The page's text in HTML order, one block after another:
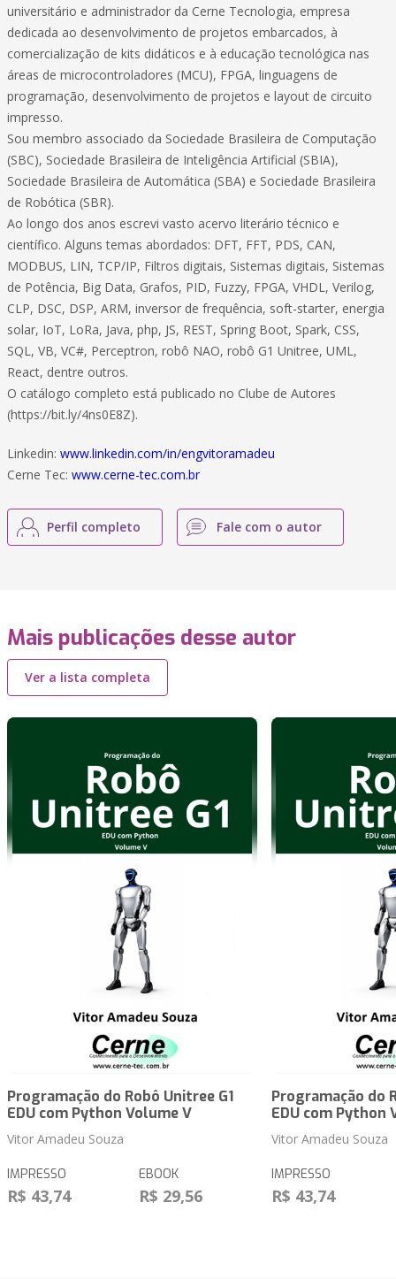
universitário e administrador da Cerne Tecnologia, empresa
dedicada ao desenvolvimento de projetos embarcados, à
comercialização de kits didáticos e à educação tecnológica nas
áreas de microcontroladores (MCU), FPGA, linguagens de
programação, desenvolvimento de projetos e layout de circuito
impresso.
Sou membro associado da Sociedade Brasileira de Computação
(SBC), Sociedade Brasileira de Inteligência Artificial (SBIA),
Sociedade Brasileira de Automática (SBA) e Sociedade Brasileira
de Robótica (SBR).
Ao longo dos anos escrevi vasto acervo literário técnico e
científico. Alguns temas abordados: DFT, FFT, PDS, CAN,
MODBUS, LIN, TCP/IP, Filtros digitais, Sistemas digitais, Sistemas
de Potência, Big Data, Grafos, PID, Fuzzy, FPGA, VHDL, Verilog,
CLP, DSC, DSP, ARM, inversor de frequência, soft-starter, energia
solar, IoT, LoRa, Java, php, JS, REST, Spring Boot, Spark, CSS,
SQL, VB, VC#, Perceptron, robô NAO, robô G1 Unitree, UML,
React, dentre outros.
O catálogo completo está publicado no Clube de Autores
(https://bit.ly/4ns0E8Z).
Linkedin: www.linkedin.com/in/engvitoramadeu
Cerne Tec: www.cerne-tec.com.br
Perfil completo Fale com o autor
Mais publicações desse autor
Ver a lista completa
Programação do Robô Unitree G1
EDU com Python Volume V
Vitor Amadeu Souza
IMPRESSO
R$ 43,74
EBOOK
R$ 29,56
Programação do
EDU com Python
Vitor Amadeu Souza
IMPRESSO
R$ 43,74